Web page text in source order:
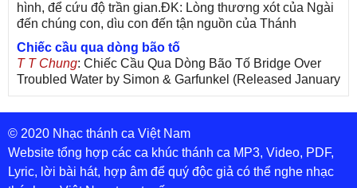
hình, để cứu độ trần gian.ĐK: Lòng thương xót của Ngài
đến chúng con, dìu con đến tận nguồn của Thánh
Chiếc cầu qua dòng bão tố
T T Chung: Chiếc Cầu Qua Dòng Bão Tố Bridge Over
Troubled Water by Simon & Garfunkel (Released January
26, 1970) Lời Việt: Nhạc Sĩ Vũ Đức Nghiêm Trình Bày:
Chung Tử Lưu
De Colores! (Lời Việt)
Son Vu: Bài hát có lời chưa.Cám ơn
Bài ca dâng Mẹ
© 2020 Nhạc thánh ca Việt Nam
Website tổng hợp các ca khúc thánh ca MP3, Video, PDF,
Lyric, lời bài hát, hợp âm để quý độc giả có thể nghe nhạc